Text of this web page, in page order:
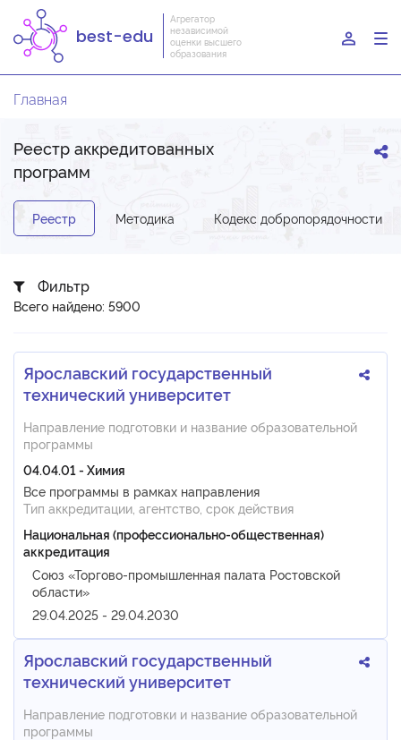
best-edu
Агрегатор
независимой
оценки высшего
образования
Главная
Реестр аккредитованных
программ
Реестр Методика Кодекс добропорядочности
Фильтр
Всего найдено: 5900
Ярославский государственный
технический университет
Направление подготовки и название образовательной
программы
04.04.01 - Химия
Все программы в рамках направления
Тип аккредитации, агентство, срок действия
Национальная (профессионально-общественная)
аккредитация
Союз «Торгово-промышленная палата Ростовской
области»
29.04.2025 - 29.04.2030
Ярославский государственный
технический университет
Направление подготовки и название образовательной
программы